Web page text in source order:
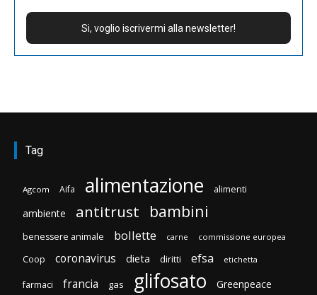
Tag
Agcom Aifa alimentazione alimenti
ambiente antitrust bambini
benessere animale bollette carne commissione europea
Coop coronavirus dieta diritti efsa etichetta
farmaci francia gas glifosato Greenpeace